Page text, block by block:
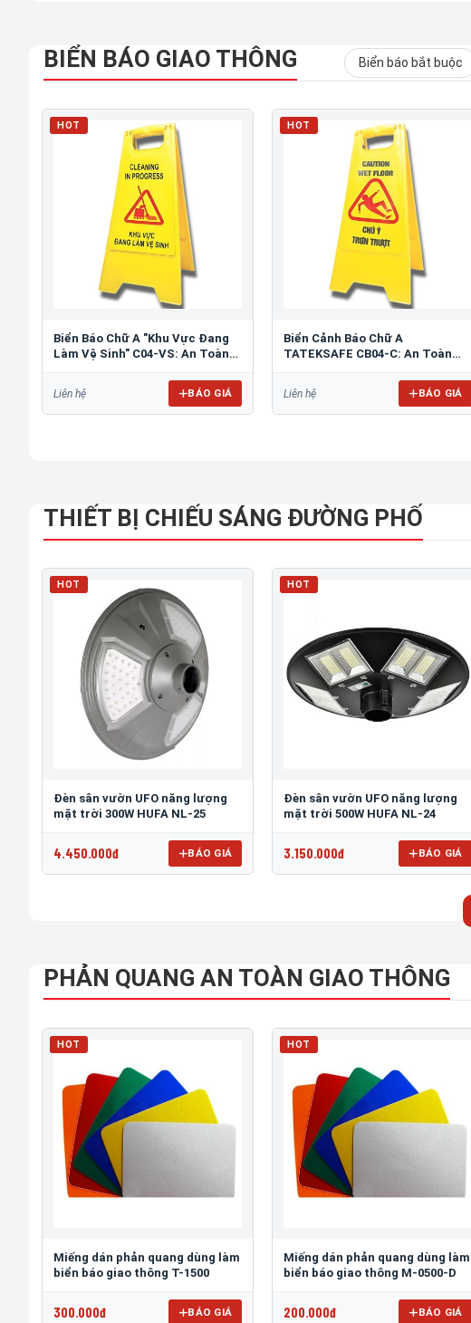
BIỂN BÁO GIAO THÔNG Biển báo bắt buộc
HOT
Biển Báo Chữ A "Khu Vực Đang
Làm Vệ Sinh" C04-VS: An Toàn
Liên hệ BÁO GIÁ
HOT
Biển Cảnh Báo Chữ A
TATEKSAFE CB04-C: An Toàn
Liên hệ BÁO GIÁ
THIẾT BỊ CHIẾU SÁNG ĐƯỜNG PHỐ
HOT
Đèn sân vườn UFO năng lượng
mặt trời 300W HUFA NL-25
4.450.000đ BÁO GIÁ
HOT
Đèn sân vườn UFO năng lượng
mặt trời 500W HUFA NL-24
3.150.000đ BÁO GIÁ
PHẢN QUANG AN TOÀN GIAO THÔNG
HOT
Miếng dán phản quang dùng làm
biển báo giao thông T-1500
300.000đ BÁO GIÁ
HOT
Miếng dán phản quang dùng làm
biển báo giao thông M-0500-D
200.000đ BÁO GIÁ